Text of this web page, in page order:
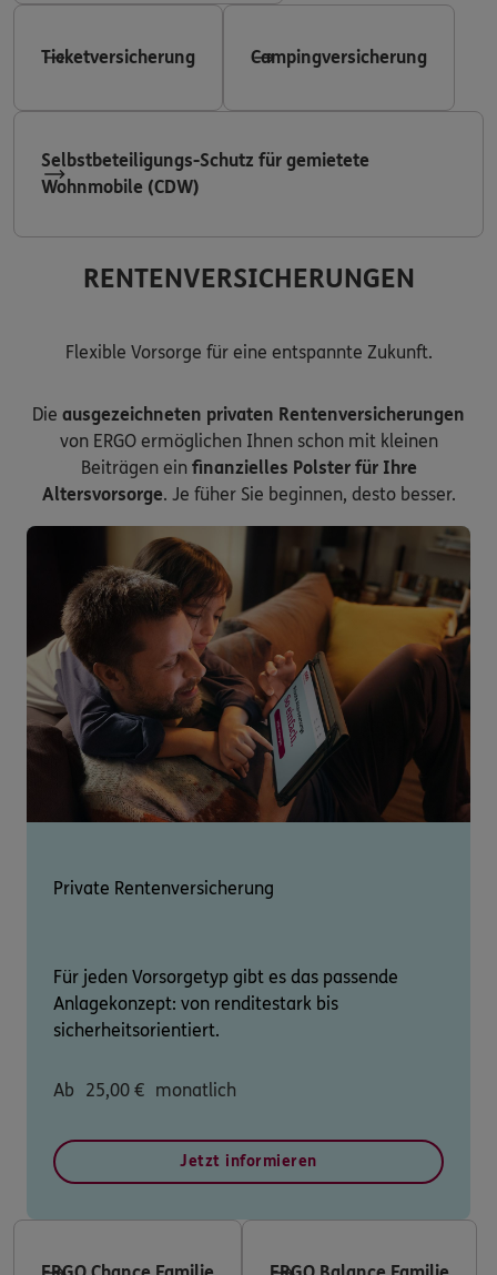
Ticketversicherung Campingversicherung
Selbstbeteiligungs-Schutz für gemietete
Wohnmobile (CDW)
RENTENVERSICHERUNGEN
Flexible Vorsorge für eine entspannte Zukunft.
Die ausgezeichneten privaten Rentenversicherungen
von ERGO ermöglichen Ihnen schon mit kleinen
Beiträgen ein finanzielles Polster für Ihre
Altersvorsorge. Je füher Sie beginnen, desto besser.
Private Rentenversicherung
Für jeden Vorsorgetyp gibt es das passende
Anlagekonzept: von renditestark bis
sicherheitsorientiert.
Ab 25,00 € monatlich
Jetzt informieren